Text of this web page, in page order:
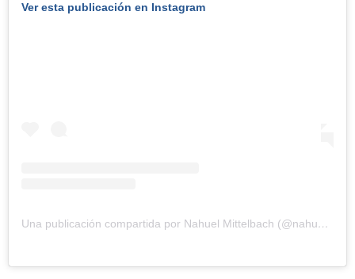
Ver esta publicación en Instagram
Una publicación compartida por Nahuel Mittelbach (@nahuemittelbach)